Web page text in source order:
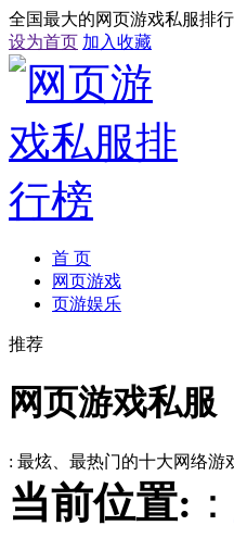
全国最大的网页游戏私服排行
设为首页 加入收藏
首 页
网页游戏
页游娱乐
推荐
网页游戏私服
: 最炫、最热门的十大网络游
当前位置: ：